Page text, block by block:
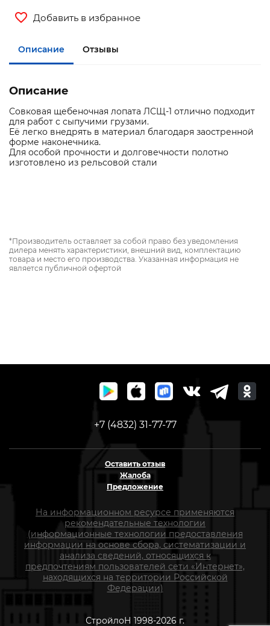
Добавить в избранное
Описание Отзывы
Описание
Совковая щебеночная лопата ЛСЩ-1 отлично подходит
для работ с сыпучими грузами.
Её легко внедрять в материал благодаря заостренной
форме наконечника.
Для особой прочности и долговечности полотно
изготовлено из рельсовой стали
*Производитель оставляет за собой право без уведомления
дилера менять характеристики, внешний вид, комплектацию
товара и место его производства. Указанная информация не
является публичной офертой
+7 (4832) 31-77-77
Оставить отзыв
Жалоба
Предложение
На информационном ресурсе применяются
рекомендательные технологии
(информационные технологии предоставления
информации на основе сбора, систематизации и
анализа сведений, относящихся к
предпочтениям пользователей сети «Интернет»,
находящихся на территории Российской
Федерации)
СтройлоН 1998-2026 г.